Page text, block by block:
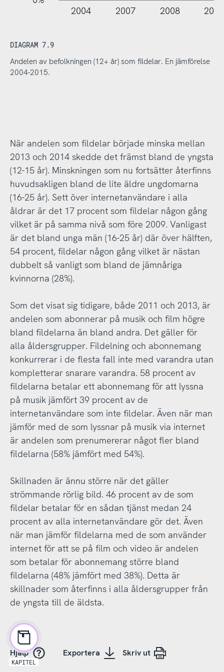
2004 2007 2008 2009
DIAGRAM 7.9
Andelen av befolkningen (12+ år) som fildelar. En jämförelse
2004-2015.
När andelen som fildelar började minska mellan
2013 och 2014 skedde det främst bland de yngsta
(12-15 år). Minskningen som nu fortsätter återfinns
huvudsakligen bland de lite äldre ungdomarna
(16-25 år). Sett över internetanvändare i alla
åldrar är det 17 procent som fildelar någon gång
vilket är på samma nivå som före 2009. Vanligast
är det bland unga män (16-25 år) där över hälften,
54 procent, fildelar någon gång vilket är nästan
dubbelt så vanligt som bland de jämnåriga
kvinnorna (28%).
Som det visat sig tidigare, både 2011 och 2013, är
andelen som abonnerar på musik och film högre
bland fildelarna än bland andra. Det gäller för
alla åldersgrupper. Fildelning och abonnemang
konkurrerar i de flesta fall inte med varandra utan
kompletterar snarare varandra. 58 procent av
fildelarna betalar ett abonnemang för att lyssna
på musik jämfört 39 procent av de
internetanvändare som inte fildelar. Även när man
jämför med de som lyssnar på musik via internet
är andelen som prenumererar något fler bland
fildelarna (58% jämfört med 54%).
Skillnaden är ännu större när det gäller
strömmande rörlig bild. 46 procent av de som
fildelar betalar för en sådan tjänst medan 24
procent av alla internetanvändare gör det. Även
när man jämför fildelarna med de som använder
internet för att se på film och video är andelen
som betalar för abonnemang större bland
fildelarna (48% jämfört med 38%). Detta är
skillnader som återfinns i alla åldersgrupper från
de yngsta till de äldsta.
Hjälp Exportera Skriv ut
KAPITEL